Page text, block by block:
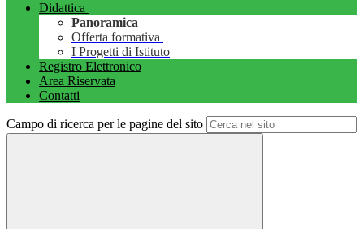
Didattica
Panoramica
Offerta formativa
I Progetti di Istituto
Registro Elettronico
Area Riservata
Contatti
Campo di ricerca per le pagine del sito